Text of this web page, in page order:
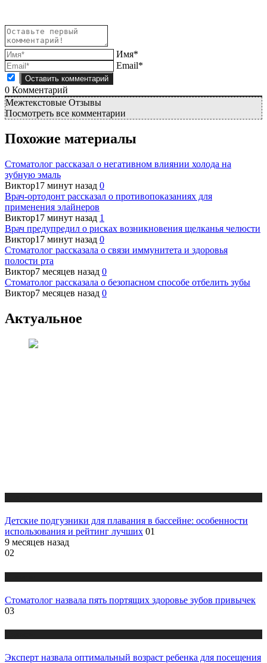
Имя*
Email*
0 Комментарий
Межтекстовые Отзывы
Посмотреть все комментарии
Похожие материалы
Стоматолог рассказал о негативном влиянии холода на
зубную эмаль
Виктор17 минут назад 0
Врач-ортодонт рассказал о противопоказаниях для
применения элайнеров
Виктор17 минут назад 1
Врач предупредил о рисках возникновения щелканья челюсти
Виктор17 минут назад 0
Стоматолог рассказала о связи иммунитета и здоровья
полости рта
Виктор7 месяцев назад 0
Стоматолог рассказала о безопасном способе отбелить зубы
Виктор7 месяцев назад 0
Актуальное
Детские подгузники для плавания в бассейне: особенности
использования и рейтинг лучших 01
9 месяцев назад
02
Стоматолог назвала пять портящих здоровье зубов привычек
03
Эксперт назвала оптимальный возраст ребенка для посещения